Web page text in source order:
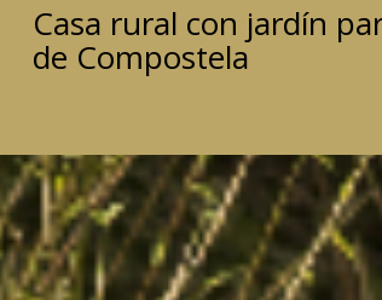
Casa rural con jardín
de Compostela